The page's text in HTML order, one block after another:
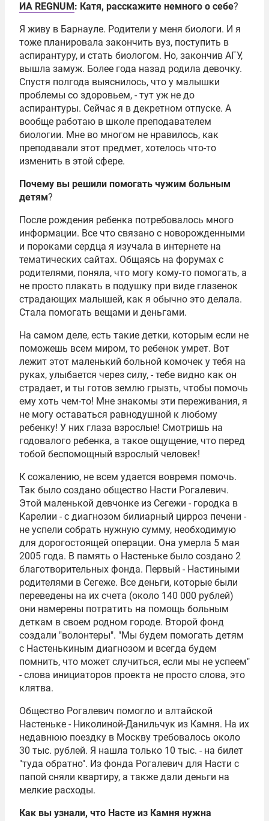
ИА REGNUM: Катя, расскажите немного о себе?
Я живу в Барнауле. Родители у меня биологи. И я
тоже планировала закончить вуз, поступить в
аспирантуру, и стать биологом. Но, закончив АГУ,
вышла замуж. Более года назад родила девочку.
Спустя полгода выяснилось, что у малышки
проблемы со здоровьем, - тут уж не до
аспирантуры. Сейчас я в декретном отпуске. А
вообще работаю в школе преподавателем
биологии. Мне во многом не нравилось, как
преподавали этот предмет, хотелось что-то
изменить в этой сфере.
Почему вы решили помогать чужим больным
детям?
После рождения ребенка потребовалось много
информации. Все что связано с новорожденными
и пороками сердца я изучала в интернете на
тематических сайтах. Общаясь на форумах с
родителями, поняла, что могу кому-то помогать, а
не просто плакать в подушку при виде глазенок
страдающих малышей, как я обычно это делала.
Стала помогать вещами и деньгами.
На самом деле, есть такие детки, которым если не
поможешь всем миром, то ребенок умрет. Вот
лежит этот маленький больной комочек у тебя на
руках, улыбается через силу, - тебе видно как он
страдает, и ты готов землю грызть, чтобы помочь
ему хоть чем-то! Мне знакомы эти переживания, я
не могу оставаться равнодушной к любому
ребенку! У них глаза взрослые! Смотришь на
годовалого ребенка, а такое ощущение, что перед
тобой беспомощный взрослый человек!
К сожалению, не всем удается вовремя помочь.
Так было создано общество Насти Рогалевич.
Этой маленькой девчонке из Сегежи - городка в
Карелии - с диагнозом билиарный цирроз печени -
не успели собрать нужную сумму, необходимую
для дорогостоящей операции. Она умерла 5 мая
2005 года. В память о Настеньке было создано 2
благотворительных фонда. Первый - Настиными
родителями в Сегеже. Все деньги, которые были
переведены на их счета (около 140 000 рублей)
они намерены потратить на помощь больным
деткам в своем родном городе. Второй фонд
создали "волонтеры". "Мы будем помогать детям
с Настенькиным диагнозом и всегда будем
помнить, что может случиться, если мы не успеем"
- слова инициаторов проекта не просто слова, это
клятва.
Общество Рогалевич помогло и алтайской
Настеньке - Николиной-Данильчук из Камня. На их
недавнюю поездку в Москву требовалось около
30 тыс. рублей. Я нашла только 10 тыс. - на билет
"туда обратно". Из фонда Рогалевич для Насти с
папой сняли квартиру, а также дали деньги на
мелкие расходы.
Как вы узнали, что Насте из Камня нужна